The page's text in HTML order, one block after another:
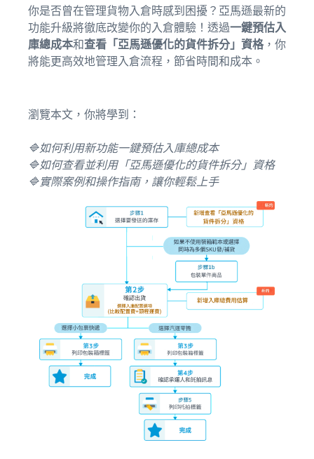
你是否曾在管理貨物入倉時感到困擾？亞馬遜最新的
功能升級將徹底改變你的入倉體驗！透過一鍵預估入
庫總成本和查看「亞馬遜優化的貨件拆分」資格，你
將能更高效地管理入倉流程，節省時間和成本。
瀏覽本文，你將學到：
🔷如何利用新功能一鍵預估入庫總成本
🔷如何查看並利用「亞馬遜優化的貨件拆分」資格
🔷實際案例和操作指南，讓你輕鬆上手